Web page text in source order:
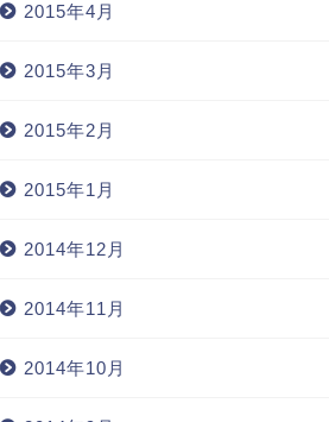
2015年4月
2015年3月
2015年2月
2015年1月
2014年12月
2014年11月
2014年10月